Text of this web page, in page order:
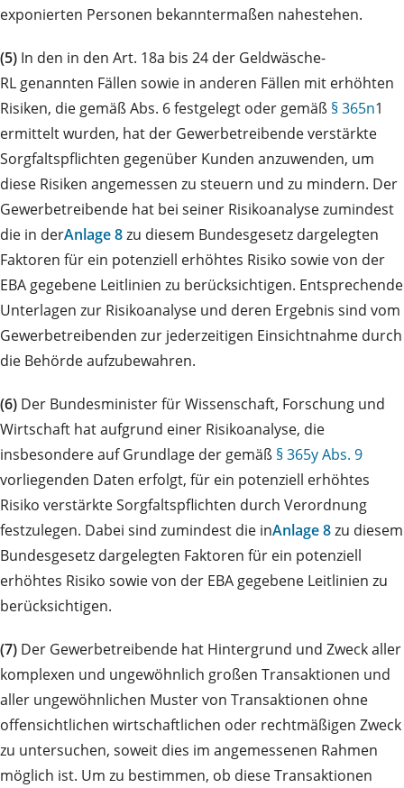
exponierten Personen bekanntermaßen nahestehen.
(5) In den in den Art. 18a bis 24 der Geldwäsche-
RL genannten Fällen sowie in anderen Fällen mit erhöhten
Risiken, die gemäß Abs. 6 festgelegt oder gemäß § 365n1
ermittelt wurden, hat der Gewerbetreibende verstärkte
Sorgfaltspflichten gegenüber Kunden anzuwenden, um
diese Risiken angemessen zu steuern und zu mindern. Der
Gewerbetreibende hat bei seiner Risikoanalyse zumindest
die in derAnlage 8zu diesem Bundesgesetz dargelegten
Faktoren für ein potenziell erhöhtes Risiko sowie von der
EBA gegebene Leitlinien zu berücksichtigen. Entsprechende
Unterlagen zur Risikoanalyse und deren Ergebnis sind vom
Gewerbetreibenden zur jederzeitigen Einsichtnahme durch
die Behörde aufzubewahren.
(6) Der Bundesminister für Wissenschaft, Forschung und
Wirtschaft hat aufgrund einer Risikoanalyse, die
insbesondere auf Grundlage der gemäß § 365y Abs. 9
vorliegenden Daten erfolgt, für ein potenziell erhöhtes
Risiko verstärkte Sorgfaltspflichten durch Verordnung
festzulegen. Dabei sind zumindest die inAnlage 8zu diesem
Bundesgesetz dargelegten Faktoren für ein potenziell
erhöhtes Risiko sowie von der EBA gegebene Leitlinien zu
berücksichtigen.
(7) Der Gewerbetreibende hat Hintergrund und Zweck aller
komplexen und ungewöhnlich großen Transaktionen und
aller ungewöhnlichen Muster von Transaktionen ohne
offensichtlichen wirtschaftlichen oder rechtmäßigen Zweck
zu untersuchen, soweit dies im angemessenen Rahmen
möglich ist. Um zu bestimmen, ob diese Transaktionen